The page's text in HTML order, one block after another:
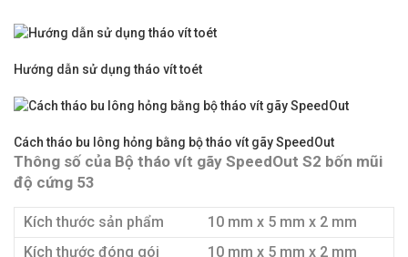
Hướng dẫn sử dụng tháo vít toét
Cách tháo bu lông hỏng bằng bộ tháo vít gãy SpeedOut
Thông số của Bộ tháo vít gãy SpeedOut S2 bốn mũi
độ cứng 53
Kích thước sản phẩm
10 mm x 5 mm x 2 mm
Kích thước đóng gói
10 mm x 5 mm x 2 mm